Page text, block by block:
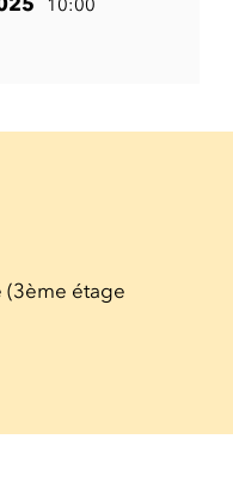
10:00
(3ème étage